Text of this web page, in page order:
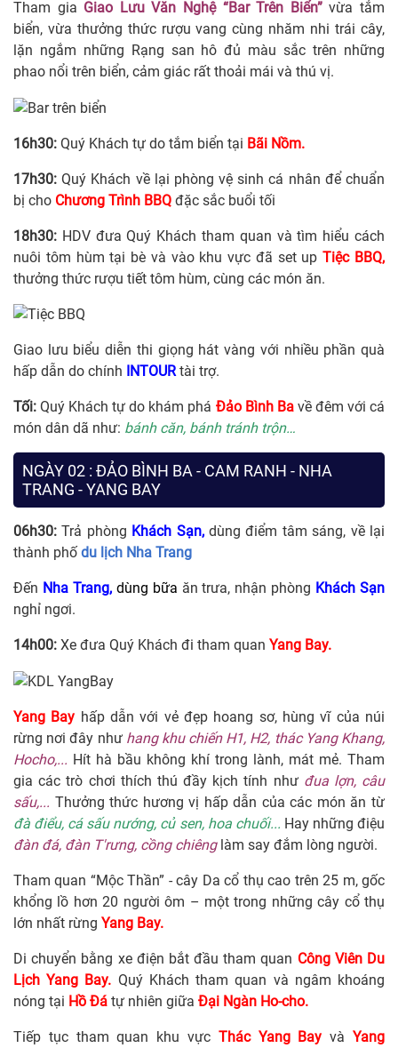
Tham gia Giao Lưu Văn Nghệ “Bar Trên Biển”vừa tắm
biển, vừa thưởng thức rượu vang cùng nhăm nhi trái cây,
lặn ngắm những Rạng san hô đủ màu sắc trên những
phao nổi trên biển, cảm giác rất thoải mái và thú vị.
16h30: Quý Khách tự do tắm biển tại Bãi Nồm.
17h30: Quý Khách về lại phòng vệ sinh cá nhân để chuẩn
bị cho Chương Trình BBQ đặc sắc buổi tối
18h30: HDV đưa Quý Khách tham quan và tìm hiểu cách
nuôi tôm hùm tại bè và vào khu vực đã set upTiệc BBQ,
thưởng thức rượu tiết tôm hùm, cùng các món ăn.
Giao lưu biểu diễn thi giọng hát vàng với nhiều phần quà
hấp dẫn do chính
INTOURtài trợ.
Tối:Quý Khách tự do khám phá Đảo Bình Bavề đêm với cá
món dân dã như: bánh căn, bánh tránh trộn…
NGÀY 02 : ĐẢO BÌNH BA - CAM RANH - NHA
TRANG - YANG BAY
06h30: Trả phòng Khách Sạn,dùng điểm tâm sáng, về lại
thành phố du lịch Nha Trang
Đến Nha Trang, dùng bữa ăn trưa, nhận phòng Khách Sạn
nghỉ ngơi.
14h00: Xe đưa Quý Khách đi tham quan Yang Bay.
Yang Bay hấp dẫn với vẻ đẹp hoang sơ, hùng vĩ của núi
rừng nơi đây như hang khu chiến H1, H2, thác Yang Khang,
Hocho,... Hít hà bầu không khí trong lành, mát mẻ. Tham
gia các trò chơi thích thú đầy kịch tính như đua lợn, câu
sấu,... Thưởng thức hương vị hấp dẫn của các món ăn từ
đà điểu, cá sấu nướng, củ sen, hoa chuối... Hay những điệu
đàn đá, đàn T'rưng, cồng chiênglàm say đắm lòng người.
Tham quan “Mộc Thần” - cây Da cổ thụ cao trên 25 m, gốc
khổng lồ hơn 20 người ôm – một trong những cây cổ thụ
lớn nhất rừng Yang Bay.
Di chuyển bằng xe điện bắt đầu tham quan Công Viên Du
Lịch Yang Bay. Quý Khách tham quan và ngâm khoáng
nóng tại Hồ Đá tự nhiên giữa Đại Ngàn Ho-cho.
Tiếp tục tham quan khu vực Thác Yang Bay vàYang